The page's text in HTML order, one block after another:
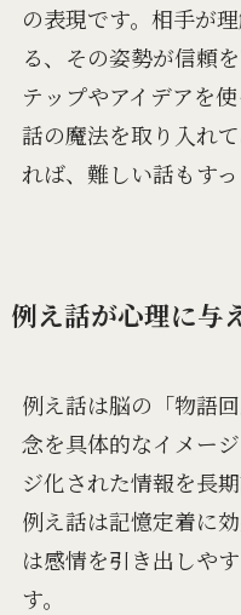
の表現です。相手が
る、その姿勢が信頼
テップやアイデアを
話の魔法を取り入れ
れば、難しい話もす
例え話が心理に与
例え話は脳の「物語
念を具体的なイメー
ジ化された情報を長
例え話は記憶定着に
は感情を引き出しや
す。